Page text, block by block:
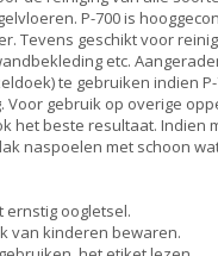
P-700 is
Tevens geschikt voor
etc.
te gebruiken indien
Voor gebruik op overige
het beste resultaat. Indien
naspoelen met schoon
ernstig oogletsel.
van kinderen bewaren.